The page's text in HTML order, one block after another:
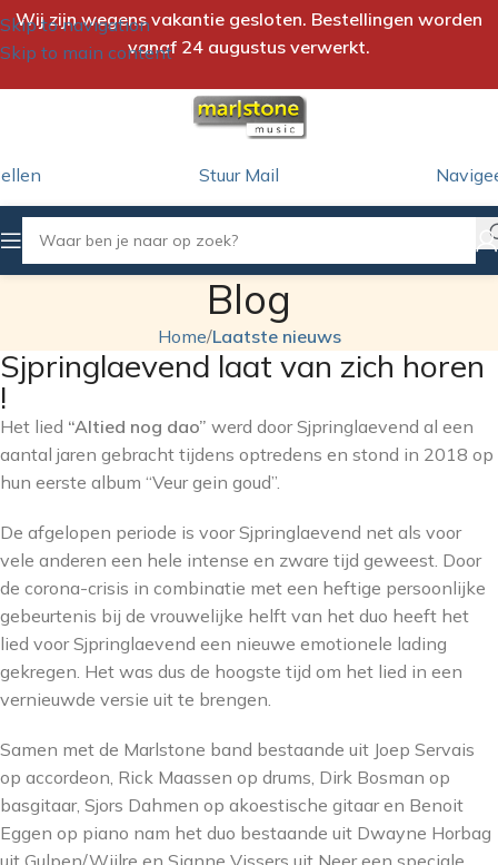
Skip to navigation
Skip to main content
Wij zijn wegens vakantie gesloten. Bestellingen worden
vanaf 24 augustus verwerkt.
Stuur Mail
Blog
Home/Laatste nieuws
Sjpringlaevend laat van zich horen
!
Het lied “Altied nog dao” werd door Sjpringlaevend al een
aantal jaren gebracht tijdens optredens en stond in 2018 op
hun eerste album “Veur gein goud”.
De afgelopen periode is voor Sjpringlaevend net als voor
vele anderen een hele intense en zware tijd geweest. Door
de corona-crisis in combinatie met een heftige persoonlijke
gebeurtenis bij de vrouwelijke helft van het duo heeft het
lied voor Sjpringlaevend een nieuwe emotionele lading
gekregen. Het was dus de hoogste tijd om het lied in een
vernieuwde versie uit te brengen.
Samen met de Marlstone band bestaande uit Joep Servais
op accordeon, Rick Maassen op drums, Dirk Bosman op
basgitaar, Sjors Dahmen op akoestische gitaar en Benoit
Eggen op piano nam het duo bestaande uit Dwayne Horbag
uit Gulpen/Wijlre en Sianne Vissers uit Neer een speciale